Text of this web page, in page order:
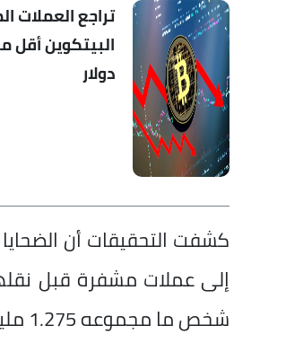
تراجع العملات
دولار
كشفت التحقيقات أن
شخص ما مجموعه 1.275 مليار دولار تايواني جديد.